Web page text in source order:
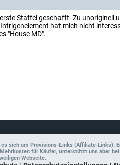
Staffel geschafft. Zu unoriginell
hat mich nicht
"House MD".
sich um Provisions-Links (Affiliate-Links).
für Käufer, unterstützt uns aber
Webseite.